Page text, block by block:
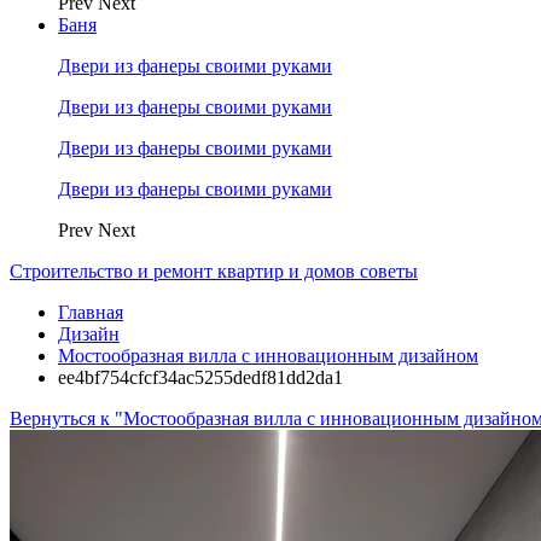
Баня
Двери из фанеры своими руками
Двери из фанеры своими руками
Двери из фанеры своими руками
Двери из фанеры своими руками
Prev Next
Строительство и ремонт квартир и домов советы
Главная
Дизайн
Мостообразная вилла с инновационным дизайном
ee4bf754cfcf34ac5255dedf81dd2da1
Вернуться к "Мостообразная вилла с инновационным